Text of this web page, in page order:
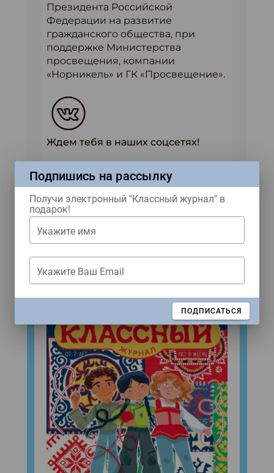
Президента Российской
Федерации на развитие
гражданского общества, при
поддержке Министерства
просвещения, компании
«Норникель» и ГК «Просвещение».
Ждем тебя в наших соцсетях!
ЖУРНАЛЫ
Подпишись на рассылку
Получи электронный "Классный журнал" в
подарок!
Укажите имя
Укажите Ваш Email
ПОДПИСАТЬСЯ